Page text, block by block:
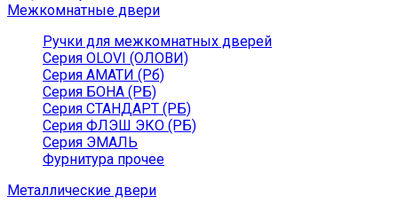
Межкомнатные двери
Ручки для межкомнатных дверей
Серия OLOVI (ОЛОВИ)
Серия АМАТИ (Рб)
Серия БОНА (РБ)
Серия СТАНДАРТ (РБ)
Серия ФЛЭШ ЭКО (РБ)
Серия ЭМАЛЬ
Фурнитура прочее
Металлические двери